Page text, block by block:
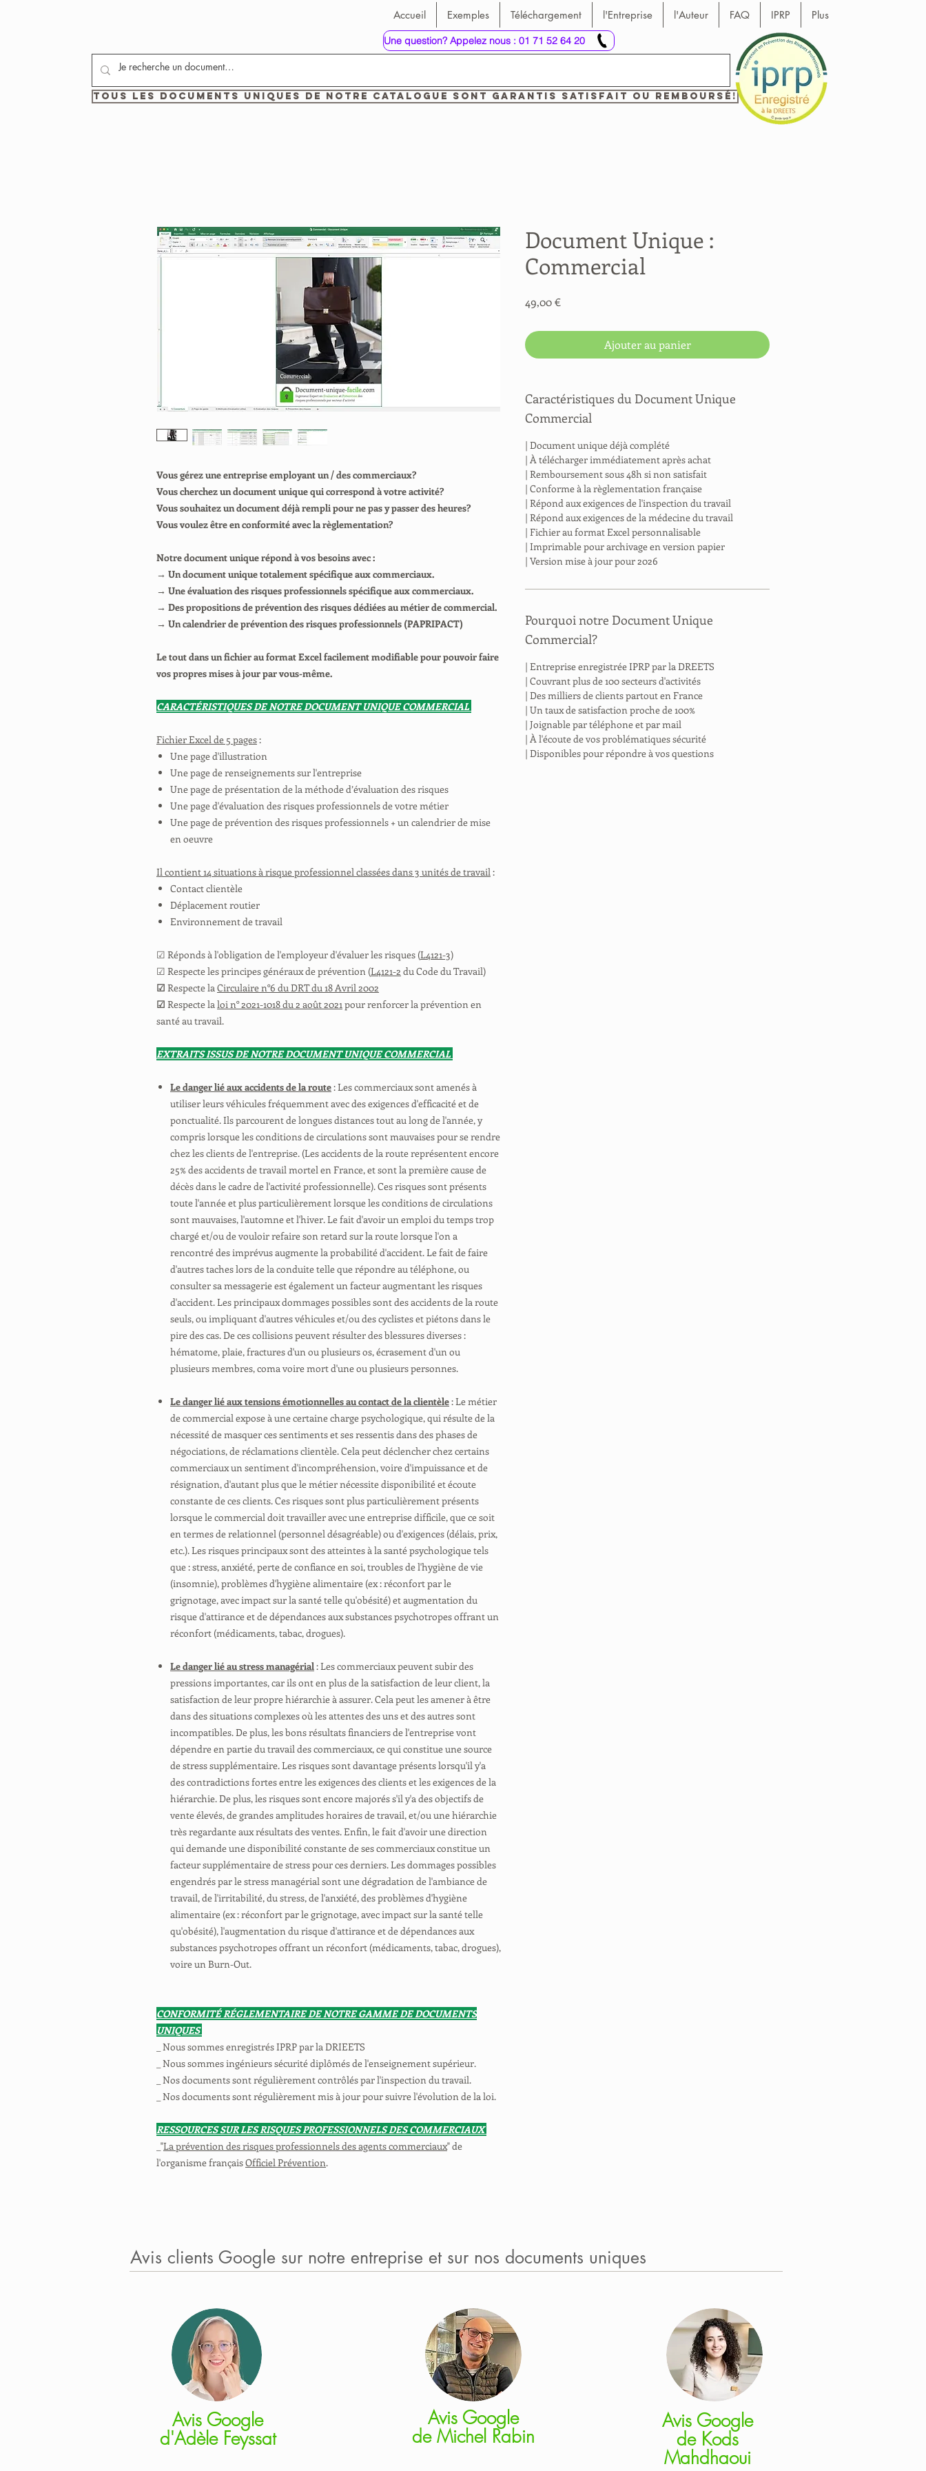
Accueil Exemples Téléchargement l'Entreprise l'Auteur FAQ IPRP Plus
Tous les documents uniques de notre catalogue sont garantis satisfait ou remboursé!
Une question? Appelez nous : 01 71 52 64 20
Vous gérez une entreprise employant un / des commerciaux?
Vous cherchez un document unique qui correspond à votre activité?
Vous souhaitez un document déjà rempli pour ne pas y passer des heures?
Vous voulez être en conformité avec la règlementation?
Notre document unique répond à vos besoins avec :
→ Un document unique totalement spécifique aux commerciaux.
→ Une évaluation des risques professionnels spécifique aux commerciaux.
→ Des propositions de prévention des risques dédiées au métier de commercial.
→ Un calendrier de prévention des risques professionnels (PAPRIPACT)
Le tout dans un fichier au format Excel facilement modifiable pour pouvoir faire
vos propres mises à jour par vous-même.
CARACTÉRISTIQUES DE NOTRE DOCUMENT UNIQUE COMMERCIAL
Fichier Excel de 5 pages:
Une page d'illustration
Une page de renseignements sur l'entreprise
Une page de présentation de la méthode d’évaluation des risques
Une page d'évaluation des risques professionnels de votre métier
Une page de prévention des risques professionnels + un calendrier de mise
en oeuvre
Il contient 14 situations à risque professionnel classées dans 3 unités de travail:
Contact clientèle
Déplacement routier
Environnement de travail
☑ Réponds à l'obligation de l'employeur d'évaluer les risques (L4121-3)
☑ Respecte les principes généraux de prévention (L4121-2 du Code du Travail)
☑ Respecte laCirculaire n°6 du DRT du 18 Avril 2002
☑ Respecte laloi n° 2021-1018 du 2 août 2021pour renforcer la prévention en
santé au travail.
EXTRAITS ISSUS DE NOTRE DOCUMENT UNIQUE COMMERCIAL
Le danger lié aux accidents de la route: Les commerciaux sont amenés à
utiliser leurs véhicules fréquemment avec des exigences d'efficacité et de
ponctualité. Ils parcourent de longues distances tout au long de l'année, y
compris lorsque les conditions de circulations sont mauvaises pour se rendre
chez les clients de l'entreprise. (Les accidents de la route représentent encore
25% des accidents de travail mortel en France, et sont la première cause de
décès dans le cadre de l'activité professionnelle). Ces risques sont présents
toute l'année et plus particulièrement lorsque les conditions de circulations
sont mauvaises, l'automne et l'hiver. Le fait d'avoir un emploi du temps trop
chargé et/ou de vouloir refaire son retard sur la route lorsque l'on a
rencontré des imprévus augmente la probabilité d'accident. Le fait de faire
d'autres taches lors de la conduite telle que répondre au téléphone, ou
consulter sa messagerie est également un facteur augmentant les risques
d'accident. Les principaux dommages possibles sont des accidents de la route
seuls, ou impliquant d'autres véhicules et/ou des cyclistes et piétons dans le
pire des cas. De ces collisions peuvent résulter des blessures diverses :
hématome, plaie, fractures d'un ou plusieurs os, écrasement d'un ou
plusieurs membres, coma voire mort d'une ou plusieurs personnes.
Le danger lié aux tensions émotionnelles au contact de la clientèle: Le métier
de commercial expose à une certaine charge psychologique, qui résulte de la
nécessité de masquer ces sentiments et ses ressentis dans des phases de
négociations, de réclamations clientèle. Cela peut déclencher chez certains
commerciaux un sentiment d'incompréhension, voire d'impuissance et de
résignation, d'autant plus que le métier nécessite disponibilité et écoute
constante de ces clients. Ces risques sont plus particulièrement présents
lorsque le commercial doit travailler avec une entreprise difficile, que ce soit
en termes de relationnel (personnel désagréable) ou d'exigences (délais, prix,
etc.). Les risques principaux sont des atteintes à la santé psychologique tels
que : stress, anxiété, perte de confiance en soi, troubles de l'hygiène de vie
(insomnie), problèmes d'hygiène alimentaire (ex : réconfort par le
grignotage, avec impact sur la santé telle qu'obésité) et augmentation du
risque d'attirance et de dépendances aux substances psychotropes offrant un
réconfort (médicaments, tabac, drogues).
Le danger lié au stress managérial: Les commerciaux peuvent subir des
pressions importantes, car ils ont en plus de la satisfaction de leur client, la
satisfaction de leur propre hiérarchie à assurer. Cela peut les amener à être
dans des situations complexes où les attentes des uns et des autres sont
incompatibles. De plus, les bons résultats financiers de l'entreprise vont
dépendre en partie du travail des commerciaux, ce qui constitue une source
de stress supplémentaire. Les risques sont davantage présents lorsqu'il y'a
des contradictions fortes entre les exigences des clients et les exigences de la
hiérarchie. De plus, les risques sont encore majorés s'il y'a des objectifs de
vente élevés, de grandes amplitudes horaires de travail, et/ou une hiérarchie
très regardante aux résultats des ventes. Enfin, le fait d'avoir une direction
qui demande une disponibilité constante de ses commerciaux constitue un
facteur supplémentaire de stress pour ces derniers. Les dommages possibles
engendrés par le stress managérial sont une dégradation de l'ambiance de
travail, de l'irritabilité, du stress, de l'anxiété, des problèmes d'hygiène
alimentaire (ex : réconfort par le grignotage, avec impact sur la santé telle
qu'obésité), l'augmentation du risque d'attirance et de dépendances aux
substances psychotropes offrant un réconfort (médicaments, tabac, drogues),
voire un Burn-Out.
CONFORMITÉ RÉGLEMENTAIRE DE NOTRE GAMME DE DOCUMENTS
UNIQUES
_ Nous sommes enregistrés IPRP par la DRIEETS
_ Nous sommes ingénieurs sécurité diplômés de l'enseignement supérieur.
_ Nos documents sont régulièrement contrôlés par l'inspection du travail.
_ Nos documents sont régulièrement mis à jour pour suivre l'évolution de la loi.
RESSOURCES SUR LES RISQUES PROFESSIONNELS DES COMMERCIAUX
_"La prévention des risques professionnels des agents commerciaux" de
l'organisme françaisOfficiel Prévention.
Document Unique :
Commercial
49,00 €Prix
Ajouter au panier
Caractéristiques du Document Unique
Commercial
| Document unique déjà complété
| À télécharger immédiatement après achat
| Remboursement sous 48h si non satisfait
| Conforme à la règlementation française
| Répond aux exigences de l'inspection du travail
| Répond aux exigences de la médecine du travail
| Fichier au format Excel personnalisable
| Imprimable pour archivage en version papier
| Version mise à jour pour 2026
Pourquoi notre Document Unique
Commercial?
| Entreprise enregistrée IPRP par la DREETS
| Couvrant plus de 100 secteurs d'activités
| Des milliers de clients partout en France
| Un taux de satisfaction proche de 100%
| Joignable par téléphone et par mail
| À l'écoute de vos problématiques sécurité
| Disponibles pour répondre à vos questions
Avis clients Google sur notre entreprise et sur nos documents uniques
Avis Google
d'Adèle Feyssat
Avis Google
de Michel Rabin
Avis Google
de Kods
Mahdhaoui